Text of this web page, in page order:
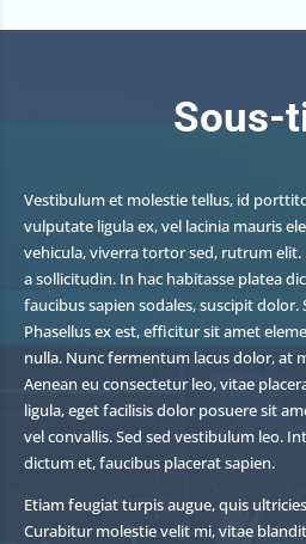
Sous-
Vestibulum et molestie tellus, id
vulputate ligula ex, vel lacinia mauris
vehicula, viverra tortor sed, rutrum
a sollicitudin. In hac habitasse platea
faucibus sapien sodales, suscipit dolor.
Phasellus ex est, efficitur sit amet
nulla. Nunc fermentum lacus dolor, at
Aenean eu consectetur leo, vitae
ligula, eget facilisis dolor posuere sit
vel convallis. Sed sed vestibulum leo.
dictum et, faucibus placerat sapien.
Etiam feugiat turpis augue, quis
Curabitur molestie velit mi, vitae